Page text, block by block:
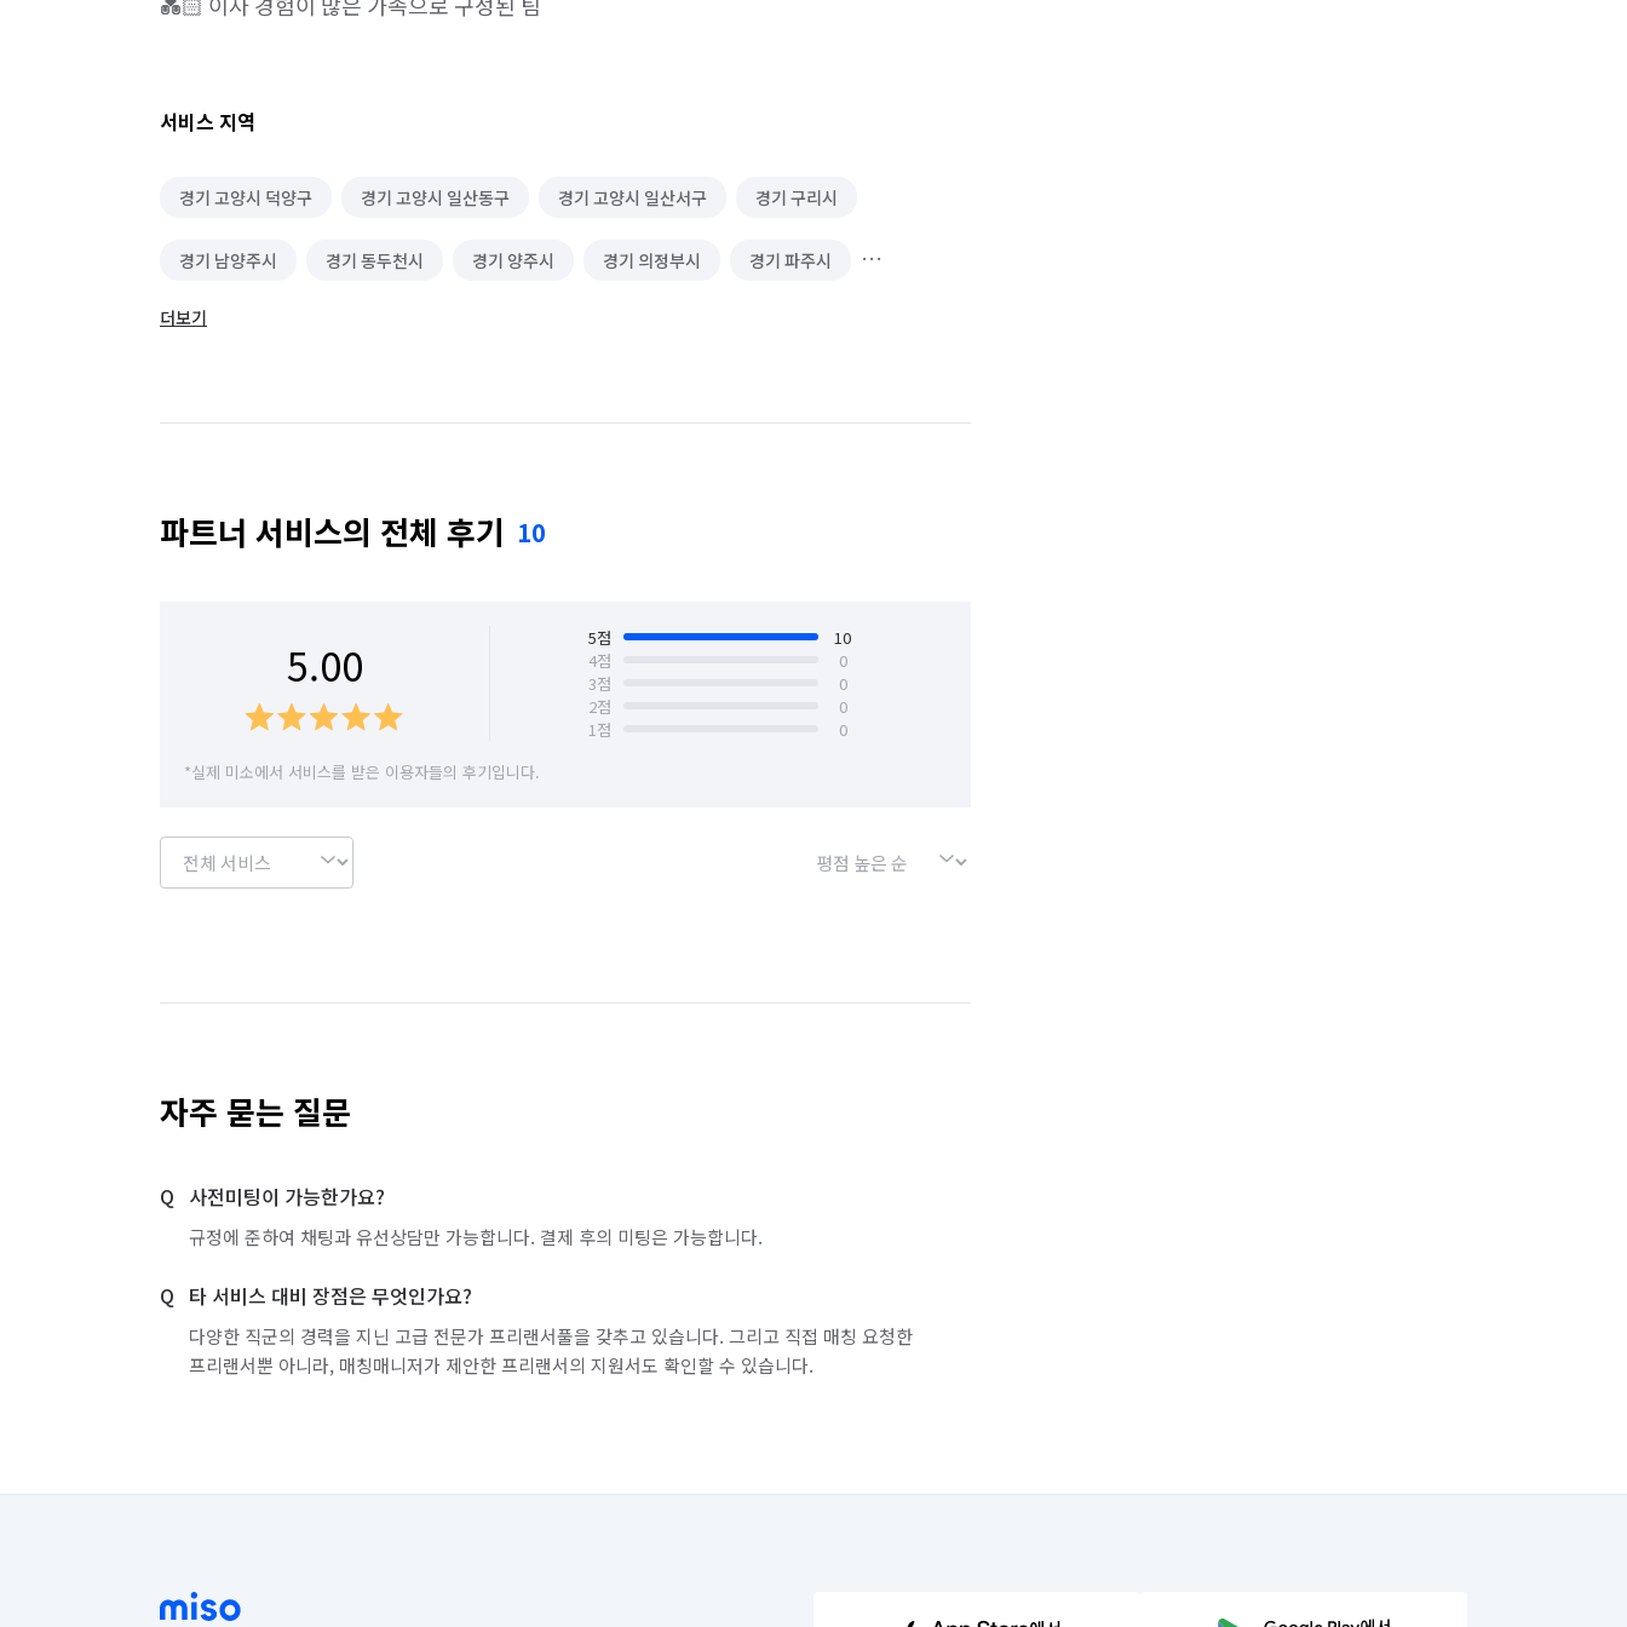
서비스 지역
경기 고양시 덕양구 경기 고양시 일산동구 경기 고양시 일산서구 경기 구리시
경기 남양주시 경기 동두천시 경기 양주시 경기 의정부시 경기 파주시
경기 하남시
더보기
파트너 서비스의 전체 후기 10
5.00 5점
10
4점
0
3점
0
2점
0
1점
0
*실제 미소에서 서비스를 받은 이용자들의 후기입니다.
자주 묻는 질문
사전미팅이 가능한가요?
규정에 준하여 채팅과 유선상담만 가능합니다. 결제 후의 미팅은 가능합니다.
타 서비스 대비 장점은 무엇인가요?
다양한 직군의 경력을 지닌 고급 전문가 프리랜서풀을 갖추고 있습니다. 그리고 직접 매칭 요청한
프리랜서뿐 아니라, 매칭매니저가 제안한 프리랜서의 지원서도 확인할 수 있습니다.